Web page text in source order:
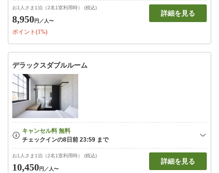
お1人さま1泊（2名1室利用時） (税込)
8,950円 ／人〜
ポイント(1%)
詳細を見る
デラックスダブルルーム
お1人さま1泊（2名1室利用時） (税込)
10,450円 ／人〜
詳細を見る